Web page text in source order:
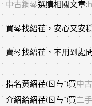
中古鋼琴選購相關文章:
買琴找紹荏，安心又安
賣琴找紹荏，不用到處
指名黃紹荏(ㄖㄣˇ)買中
介紹給紹荏(ㄖㄣˇ)買二